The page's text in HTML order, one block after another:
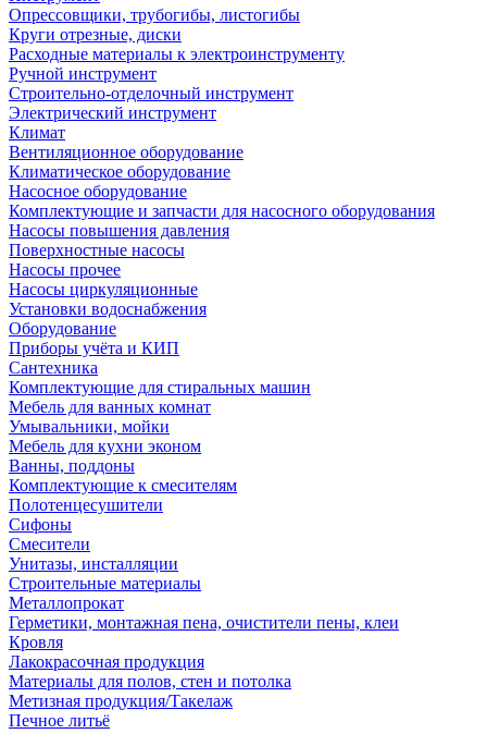
Опрессовщики, трубогибы, листогибы
Круги отрезные, диски
Расходные материалы к электроинструменту
Ручной инструмент
Строительно-отделочный инструмент
Электрический инструмент
Климат
Вентиляционное оборудование
Климатическое оборудование
Насосное оборудование
Комплектующие и запчасти для насосного оборудования
Насосы повышения давления
Поверхностные насосы
Насосы прочее
Насосы циркуляционные
Установки водоснабжения
Оборудование
Приборы учёта и КИП
Сантехника
Комплектующие для стиральных машин
Мебель для ванных комнат
Умывальники, мойки
Мебель для кухни эконом
Ванны, поддоны
Комплектующие к смесителям
Полотенцесушители
Сифоны
Смесители
Унитазы, инсталляции
Строительные материалы
Металлопрокат
Герметики, монтажная пена, очистители пены, клеи
Кровля
Лакокрасочная продукция
Материалы для полов, стен и потолка
Метизная продукция/Такелаж
Печное литьё